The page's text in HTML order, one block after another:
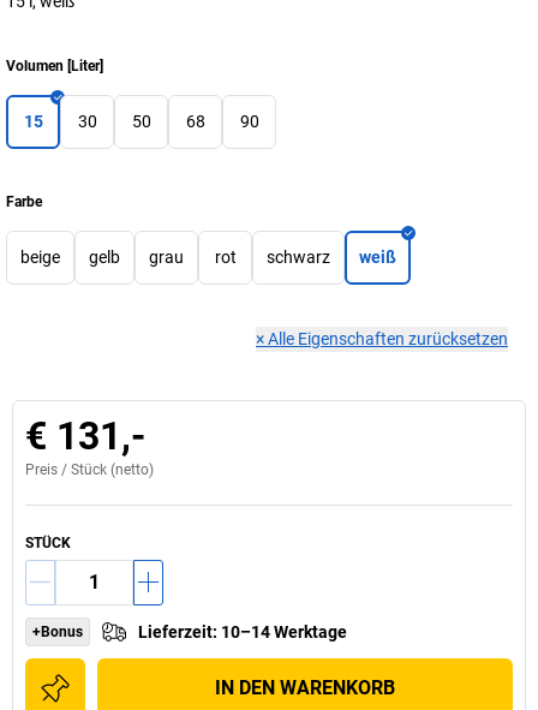
Volumen [Liter]
15 30 50 68 90
Farbe
beige gelb grau rot schwarz weiß
×Alle Eigenschaften zurücksetzen
€ 131,-
Preis / Stück (netto)
STÜCK
+Bonus Lieferzeit: 10–14 Werktage
IN DEN WARENKORB